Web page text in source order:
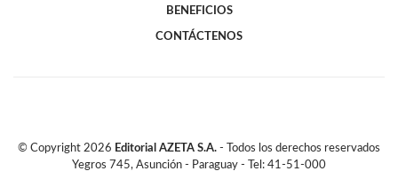
BENEFICIOS
CONTÁCTENOS
© Copyright 2026 Editorial AZETA S.A. - Todos los derechos reservados
Yegros 745, Asunción - Paraguay - Tel: 41-51-000